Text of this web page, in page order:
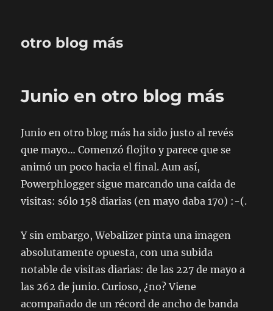
otro blog más
Junio en otro blog más
Junio en otro blog más ha sido justo al revés
que mayo… Comenzó flojito y parece que se
animó un poco hacia el final. Aun así,
Powerphlogger sigue marcando una caída de
visitas: sólo 158 diarias (en mayo daba 170) :-(.
Y sin embargo, Webalizer pinta una imagen
absolutamente opuesta, con una subida
notable de visitas diarias: de las 227 de mayo a
las 262 de junio. Curioso, ¿no? Viene
acompañado de un récord de ancho de banda